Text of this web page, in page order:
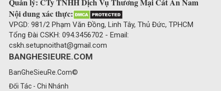
Nội dung xác thực:
VPGD: 981/2 Phạm Văn Đồng, Linh Tây, Thủ Đức, TPHCM
Tổng Đài CSKH: 094.3456702 - Email:
cskh.setupnoithat@gmail.com
BANGHESIEURE.COM
BanGheSieuRe.Com©
Đối Tác - Chi Nhánh